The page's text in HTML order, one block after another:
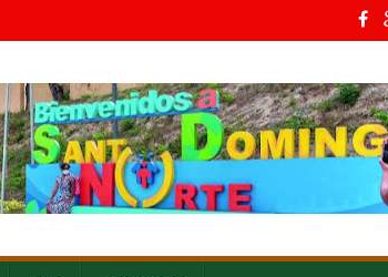
electoral probable de los influencers en Latino América*